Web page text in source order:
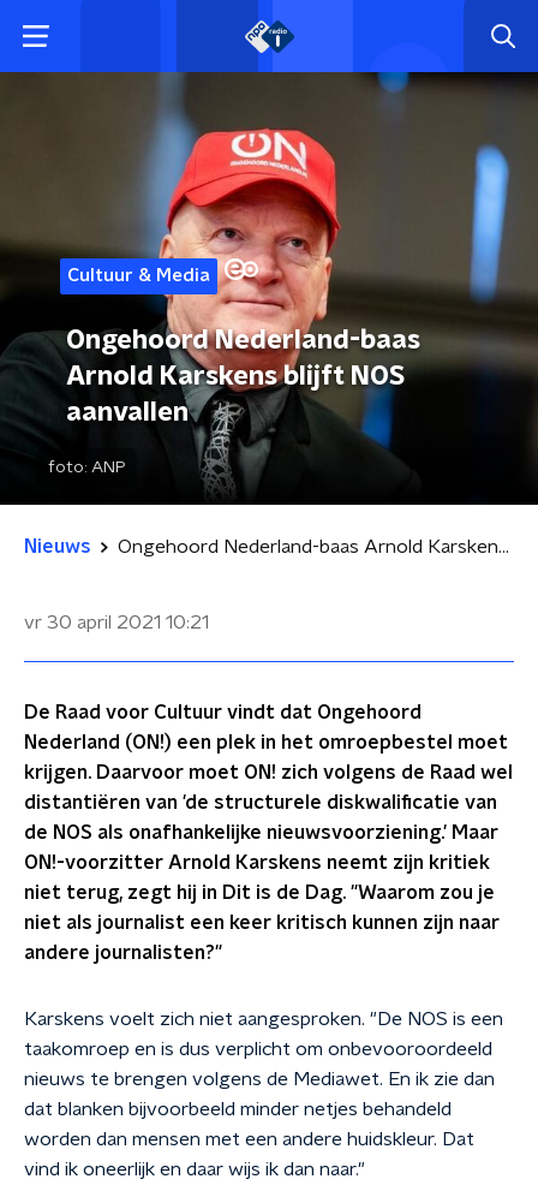
Cultuur & Media
Ongehoord Nederland-baas
Arnold Karskens blijft NOS
aanvallen
foto: ANP
Nieuws Ongehoord Nederland-baas Arnold Karskens blijft NOS aanvallen
vr 30 april 2021 10:21
De Raad voor Cultuur vindt dat Ongehoord
Nederland (ON!) een plek in het omroepbestel moet
krijgen. Daarvoor moet ON! zich volgens de Raad wel
distantiëren van 'de structurele diskwalificatie van
de NOS als onafhankelijke nieuwsvoorziening.' Maar
ON!-voorzitter Arnold Karskens neemt zijn kritiek
niet terug, zegt hij in Dit is de Dag. "Waarom zou je
niet als journalist een keer kritisch kunnen zijn naar
andere journalisten?"
Karskens voelt zich niet aangesproken. "De NOS is een
taakomroep en is dus verplicht om onbevooroordeeld
nieuws te brengen volgens de Mediawet. En ik zie dan
dat blanken bijvoorbeeld minder netjes behandeld
worden dan mensen met een andere huidskleur. Dat
vind ik oneerlijk en daar wijs ik dan naar."